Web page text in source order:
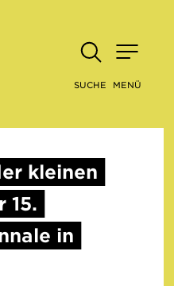
SUCHE MENÜ
kleinen
15.
in